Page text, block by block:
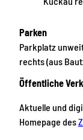
Parken
Parkplatz
rechts (aus
Öffentliche
Aktuelle und
Homepage des